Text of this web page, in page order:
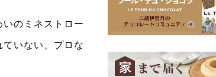
のミネストロー
いない、プロな